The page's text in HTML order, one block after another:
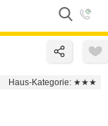
Haus-Kategorie: ★★★